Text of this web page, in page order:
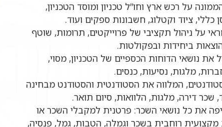
על רכש ארץ וחו”ל טכניון ומוסד הטכניון,
כללי, ציוד וקטלוג, חשבונות ספקים ועוד.
על ניהול תקציבי של פרוייקטים, תרומות, שוטף
ביחידות ובפקולטות.
נושאי הדוחות הכספיים של הטכניון, מסוי,
מלגות, נסיעות, כנסים.
המלווה את הסטודנטית והסטודנט מבחינה
שכר דירה, מלגות, הלוואות, סיום תואר.
את כל נושאי השכר: פרטנית למקבלי השכר או
רוחבית בשכר וגמלה, הטבות, גמל, פנסיה,